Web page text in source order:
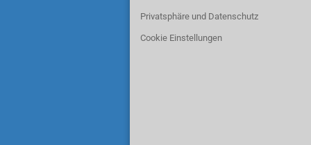
Privatsphäre und Datenschutz
Cookie Einstellungen